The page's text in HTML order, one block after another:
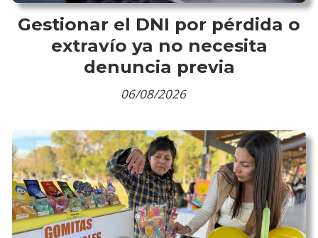
Gestionar el DNI por pérdida o
extravío ya no necesita
denuncia previa
06/08/2026